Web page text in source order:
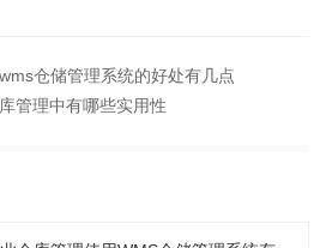
仓储管理系统的好处有几点
管理中有哪些实用性